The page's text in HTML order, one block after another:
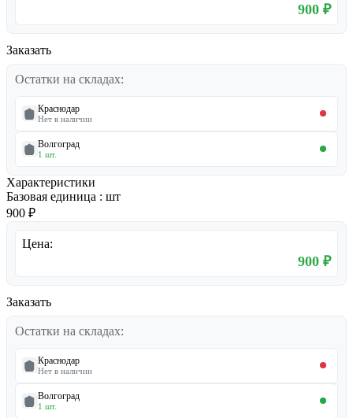
900 ₽
Заказать
Остатки на складах:
Краснодар
Нет в наличии
Волгоград
1 шт.
Характеристики
Базовая единица : шт
900 ₽
Цена:
900 ₽
Заказать
Остатки на складах:
Краснодар
Нет в наличии
Волгоград
1 шт.